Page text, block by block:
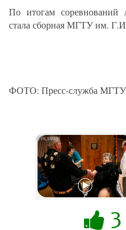
По итогам соревнований
стала сборная МГТУ им.
ФОТО: Пресс-служба МГТУ
3